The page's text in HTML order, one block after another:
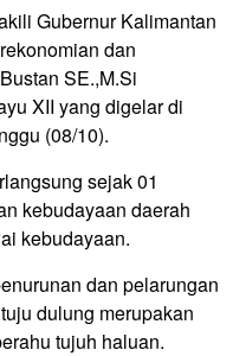
Gubernur Kalimantan
dan
SE.,M.Si
XII yang digelar di
(08/10).
sejak 01
kebudayaan daerah
kebudayaan.
dan pelarungan
dulung merupakan
tujuh haluan.